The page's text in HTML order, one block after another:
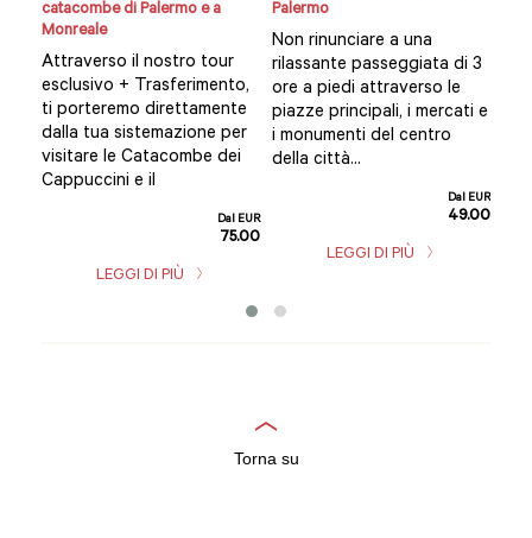
catacombe di Palermo e a
Monreale
Attraverso il nostro tour
esclusivo + Trasferimento,
ti porteremo direttamente
dalla tua sistemazione per
visitare le Catacombe dei
Cappuccini e il
Dal EUR
75.00
LEGGI DI PIÙ
Palermo
Non rinunciare a una
rilassante passeggiata di 3
ore a piedi attraverso le
piazze principali, i mercati e
i monumenti del centro
della città...
Dal EUR
49.00
LEGGI DI PIÙ
Torna su